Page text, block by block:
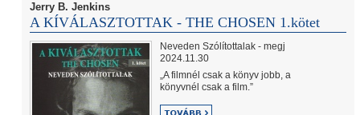
Jerry B. Jenkins
A KÍVÁLASZTOTTAK - THE CHOSEN 1.kötet
Neveden Szólítottalak - megj
2024.11.30
„A filmnél csak a könyv jobb, a
könyvnél csak a film.”